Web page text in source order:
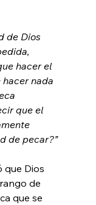
de Dios
hacer el
nada
que el
de pecar?”
que Dios
de
que se